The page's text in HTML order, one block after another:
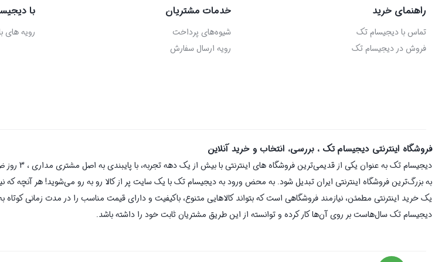
راهنمای خرید
تماس با دیجیسام تک
فروش در دیجیسام تک
خدمات مشتریان
شیوه‌های پرداخت
رویه ارسال سفارش
با
رویه های
فروشگاه اینترنتی دیجیسام تک ، بررسی، انتخاب و خرید آنلاین
دیجیسام
به بزرگ‌ترین فروشگاه اینترنتی ایران تبدیل شود. به محض ورود به دیجیسام تک با یک سایت پر از کالا رو به رو می‌شوید! هر آنچه که
یک خرید اینترنتی مطمئن، نیازمند فروشگاهی است که بتواند کالاهایی متنوع، باکیفیت و دارای قیمت مناسب را در مدت زمانی
دیجیسام تک سال‌هاست بر روی آن‌ها کار کرده و توانسته از این طریق مشتریان ثابت خود را داشته باشد.